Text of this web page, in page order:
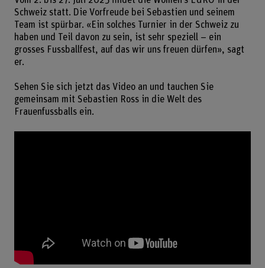
Schweiz statt. Die Vorfreude bei Sebastien und seinem
Team ist spürbar. «Ein solches Turnier in der Schweiz zu
haben und Teil davon zu sein, ist sehr speziell – ein
grosses Fussballfest, auf das wir uns freuen dürfen», sagt
er.
Sehen Sie sich jetzt das Video an und tauchen Sie
gemeinsam mit Sebastien Ross in die Welt des
Frauenfussballs ein.